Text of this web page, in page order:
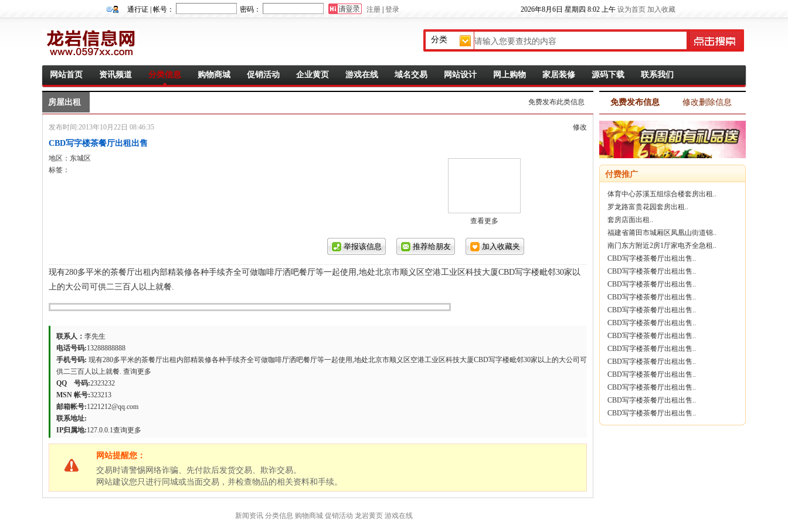
通行证 | 帐号： 密码： 注册 登录 2026年8月 6日 星期四 8:02 上午 设为首页 加入收藏
网站首页 资讯频道 分类信息 购物商城 促销活动 企业黄页 游戏在线 域名交易 网站设计 网上购物 家居装修 源码下载 联系我们
房屋出租 免费发布此类信息
发布时间:2013年10月22日 08:46:35 修改
CBD写字楼茶餐厅出租出售
地区：东城区
标签：
查看更多
现有280多平米的茶餐厅出租内部精装修各种手续齐全可做咖啡厅洒吧餐厅等一起使用,地处北京市顺义区空港工业区科技大厦CBD写字楼毗邻30家以
上的大公司可供二三百人以上就餐.
联系人： 李先生
电话号码:13288888888
手机号码: 现有280多平米的茶餐厅出租内部精装修各种手续齐全可做咖啡厅洒吧餐厅等一起使用,地处北京市顺义区空港工业区科技大厦CBD写字楼毗邻30家以上的大公司可
供二三百人以上就餐. 查询更多
QQ 号码:2323232
MSN 帐号:323213
邮箱帐号:1221212@qq.com
联系地址:
IP归属地:127.0.0.1查询更多
网站提醒您：
交易时请警惕网络诈骗、先付款后发货交易、欺诈交易。
网站建议您只进行同城或当面交易，并检查物品的相关资料和手续。
免费发布信息 修改删除信息
付费推广
体育中心苏溪五组综合楼套房出租..
罗龙路富贵花园套房出租..
套房店面出租..
福建省莆田市城厢区凤凰山街道锦..
南门东方附近2房1厅家电齐全急租..
CBD写字楼茶餐厅出租出售..
CBD写字楼茶餐厅出租出售..
CBD写字楼茶餐厅出租出售..
CBD写字楼茶餐厅出租出售..
CBD写字楼茶餐厅出租出售..
CBD写字楼茶餐厅出租出售..
CBD写字楼茶餐厅出租出售..
CBD写字楼茶餐厅出租出售..
CBD写字楼茶餐厅出租出售..
CBD写字楼茶餐厅出租出售..
CBD写字楼茶餐厅出租出售..
CBD写字楼茶餐厅出租出售..
CBD写字楼茶餐厅出租出售..
新闻资讯 分类信息 购物商城 促销活动 龙岩黄页 游戏在线